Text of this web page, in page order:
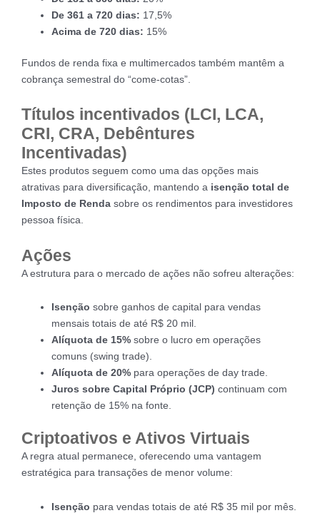
De 361 a 720 dias: 17,5%
Acima de 720 dias: 15%
Fundos de renda fixa e multimercados também mantêm a
cobrança semestral do “come-cotas”.
Títulos incentivados (LCI, LCA,
CRI, CRA, Debêntures
Incentivadas)
Estes produtos seguem como uma das opções mais
atrativas para diversificação, mantendo a isenção total de
Imposto de Renda sobre os rendimentos para investidores
pessoa física.
Ações
A estrutura para o mercado de ações não sofreu alterações:
Isenção sobre ganhos de capital para vendas
mensais totais de até R$ 20 mil.
Alíquota de 15% sobre o lucro em operações
comuns (swing trade).
Alíquota de 20% para operações de day trade.
Juros sobre Capital Próprio (JCP) continuam com
retenção de 15% na fonte.
Criptoativos e Ativos Virtuais
A regra atual permanece, oferecendo uma vantagem
estratégica para transações de menor volume:
Isenção para vendas totais de até R$ 35 mil por mês.